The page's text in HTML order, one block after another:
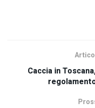
Caccia in